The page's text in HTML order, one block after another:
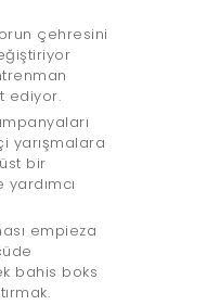
çehresini
ediyor.
yarışmalara
bir
empieza
bahis boks